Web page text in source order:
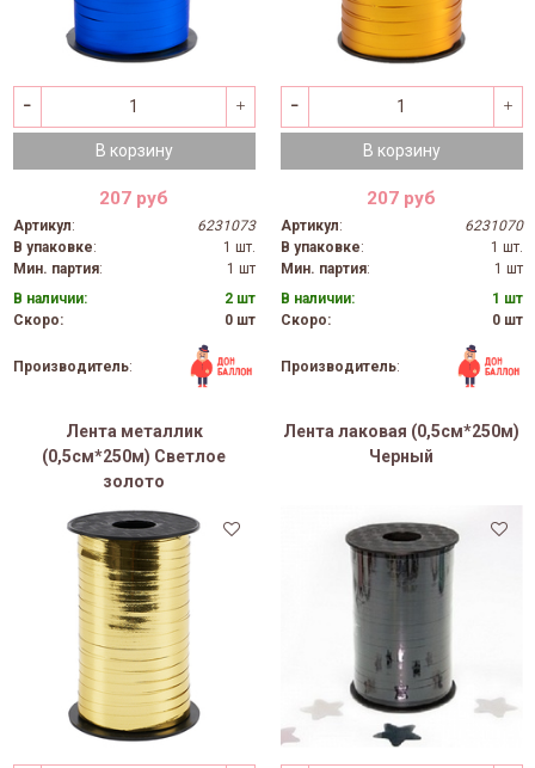
В корзину
207 руб
Артикул:
6231073
В упаковке:
1 шт.
Мин. партия:
1 шт
В наличии:
2 шт
Скоро:
0 шт
Производитель:
В корзину
207 руб
Артикул:
6231070
В упаковке:
1 шт.
Мин. партия:
1 шт
В наличии:
1 шт
Скоро:
0 шт
Производитель:
Лента металлик
(0,5см*250м) Светлое
золото
Лента лаковая (0,5см*250м)
Черный